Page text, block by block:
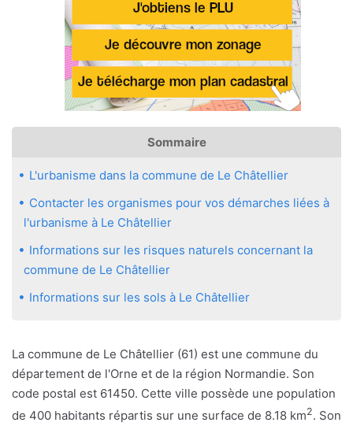
Sommaire
L'urbanisme dans la commune de Le Châtellier
Contacter les organismes pour vos démarches liées à
l'urbanisme à Le Châtellier
Informations sur les risques naturels concernant la
commune de Le Châtellier
Informations sur les sols à Le Châtellier
La commune de Le Châtellier (61) est une commune du
département de l'Orne et de la région Normandie. Son
code postal est 61450. Cette ville possède une population
de 400 habitants répartis sur une surface de 8.18 km2. Son